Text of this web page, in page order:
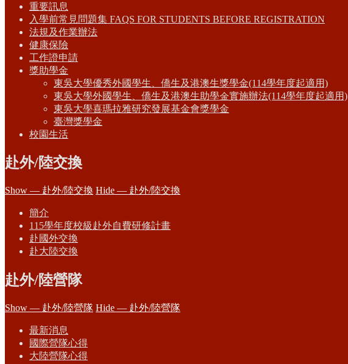
重要訊息
入學前常見問題集 FAQS FOR STUDENTS BEFORE REGISTRATION
法規及作業辦法
健康保險
工作證申請
獎助學金
東吳大學優秀外國學生、僑生及港澳生獎學金(114學年度起適用)
東吳大學外國學生、僑生及港澳生助學金實施辦法(114學年度起適用)
東吳大學喜瑪拉雅研究發展基金會獎學金
臺灣獎學金
校園生活
赴外/陸交換
Show — 赴外/陸交換 Hide — 赴外/陸交換
簡介
115學年度校級赴外自費研修計畫
赴國外交換
赴大陸交換
赴外/陸營隊
Show — 赴外/陸營隊 Hide — 赴外/陸營隊
最新消息
國際營隊心得
大陸營隊心得